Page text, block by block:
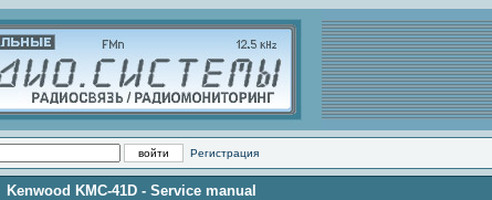
Регистрация
Kenwood KMC-41D - Service manual